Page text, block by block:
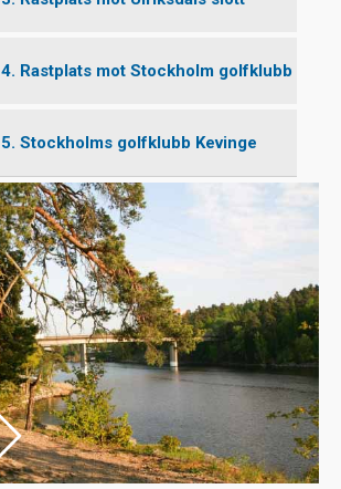
4. Rastplats mot Stockholm golfklubb
5. Stockholms golfklubb Kevinge